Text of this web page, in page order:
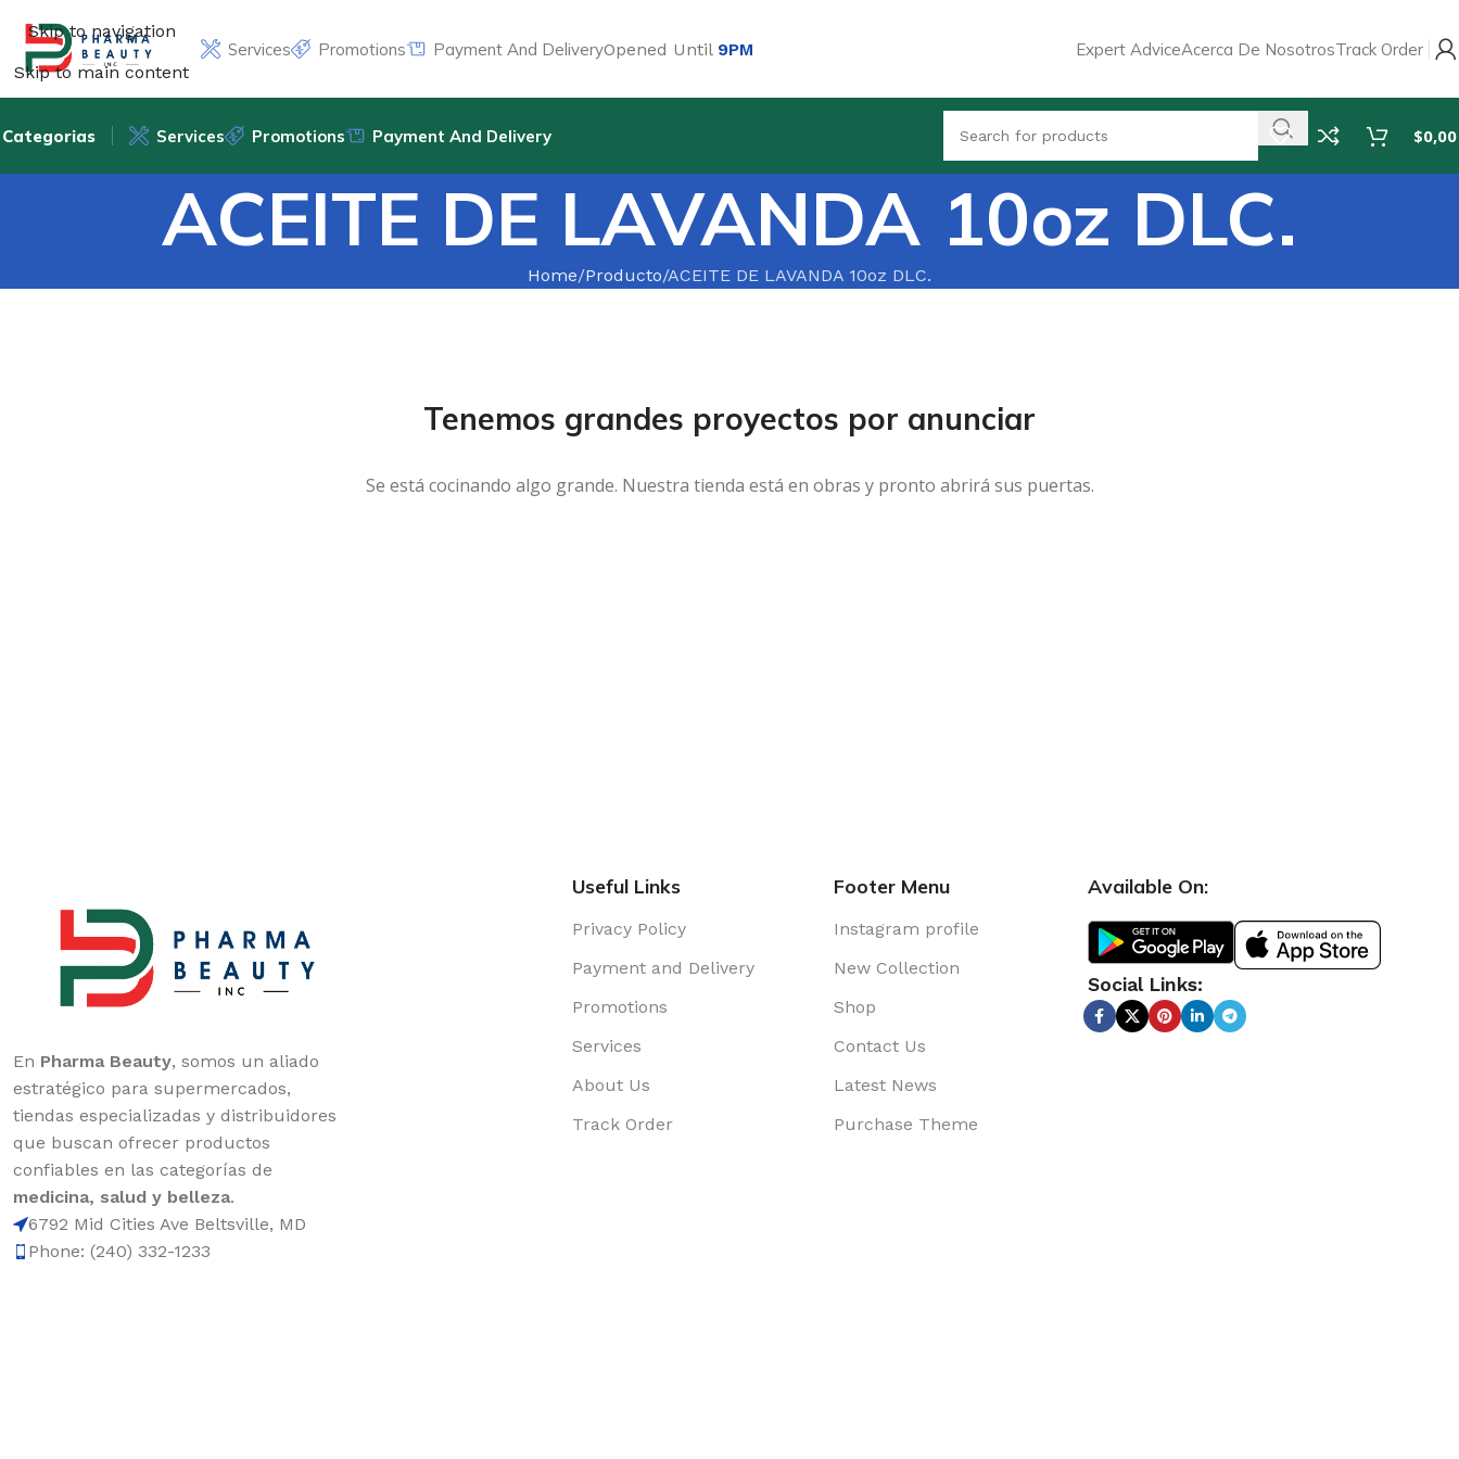
Skip to navigation
Skip to main content
Services Promotions Payment And DeliveryOpened Until 9PM Expert AdviceAcerca De NosotrosTrack Order
Categorias Services Promotions Payment And Delivery $0,00
ACEITE DE LAVANDA 10oz DLC.
Home Producto ACEITE DE LAVANDA 10oz DLC.
Tenemos grandes proyectos por anunciar
Se está cocinando algo grande. Nuestra tienda está en obras y pronto abrirá sus puertas.
En Pharma Beauty, somos un aliado
estratégico para supermercados,
tiendas especializadas y distribuidores
que buscan ofrecer productos
confiables en las categorías de
medicina, salud y belleza.
6792 Mid Cities Ave Beltsville, MD
Phone: (240) 332-1233
Useful Links
Privacy Policy
Payment and Delivery
Promotions
Services
About Us
Track Order
Footer Menu
Instagram profile
New Collection
Shop
Contact Us
Latest News
Purchase Theme
Available On:
Social Links: